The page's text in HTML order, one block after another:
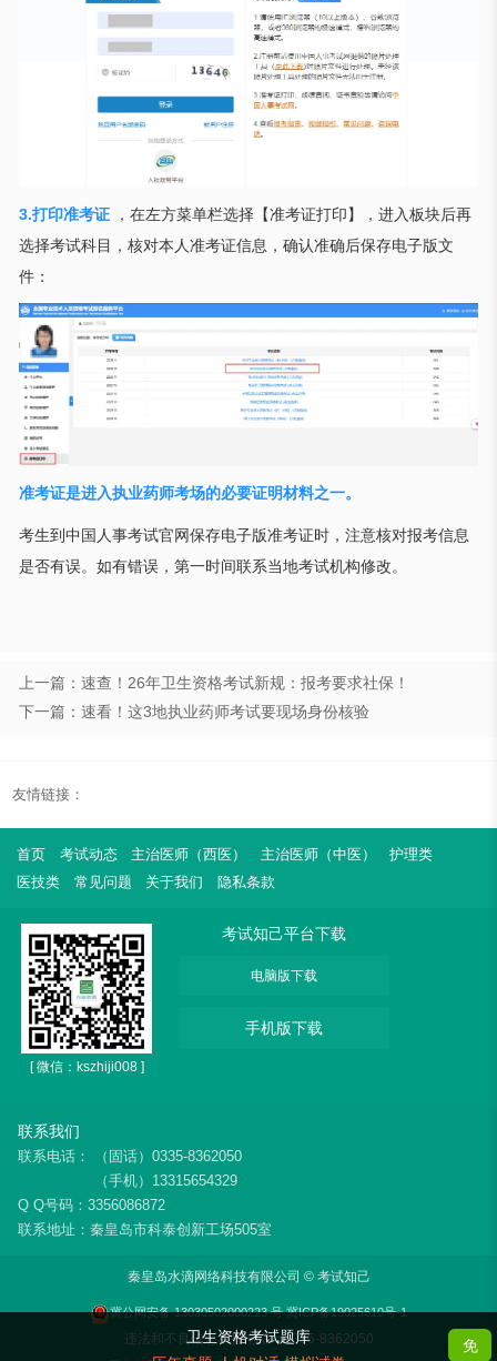
卫生资格考试题库
免
3.打印准考证
，在左方菜单栏选择【准考证打印】，进入板块后再
选择考试科目，核对本人准考证信息，确认准确后保存电子版文
件：
准考证是进入执业药师考场的必要证明材料之一。
考生到中国人事考试官网保存电子版准考证时，注意核对报考信息
是否有误。如有错误，第一时间联系当地考试机构修改。
上一篇：速查！26年卫生资格考试新规：报考要求社保！
下一篇：速看！这3地执业药师考试要现场身份核验
友情链接：
首页 考试动态 主治医师（西医） 主治医师（中医）
护理类
医技类
常见问题 关于我们 隐私条款
[ 微信：kszhiji008 ]
考试知己平台下载
电脑版下载
手机版下载
联系我们
联系电话：
（固话）0335-8362050
（手机）13315654329
Q Q号码：3356086872
联系地址：秦皇岛市科泰创新工场505室
秦皇岛水滴网络科技有限公司 © 考试知己
冀公网安备 13030502000223 号 冀ICP备19025610号-1
违法和不良信息举报电话：0335-8362050